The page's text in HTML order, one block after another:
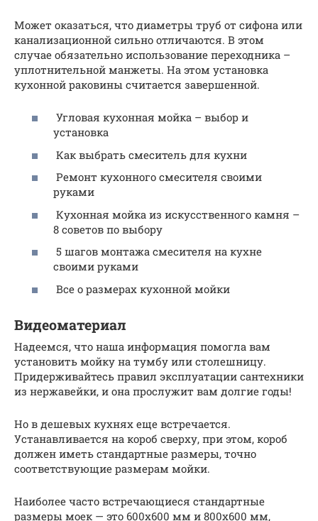
Может оказаться, что диаметры труб от сифона или
канализационной сильно отличаются. В этом
случае обязательно использование переходника –
уплотнительной манжеты. На этом установка
кухонной раковины считается завершенной.
Угловая кухонная мойка – выбор и
установка
Как выбрать смеситель для кухни
Ремонт кухонного смесителя своими
руками
Кухонная мойка из искусственного камня –
8 советов по выбору
5 шагов монтажа смесителя на кухне
своими руками
Все о размерах кухонной мойки
Видеоматериал
Надеемся, что наша информация помогла вам
установить мойку на тумбу или столешницу.
Придерживайтесь правил эксплуатации сантехники
из нержавейки, и она прослужит вам долгие годы!
Но в дешевых кухнях еще встречается.
Устанавливается на короб сверху, при этом, короб
должен иметь стандартные размеры, точно
соответствующие размерам мойки.
Наиболее часто встречающиеся стандартные
размеры моек — это 600х600 мм и 800х600 мм,